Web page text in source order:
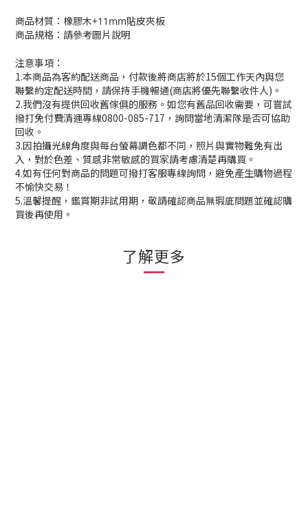
商品材質：橡膠木+11mm貼皮夾板
商品規格：請參考圖片說明
注意事項：
1.本商品為客約配送商品，付款後將商店將於15個工作天內與您
聯繫約定配送時間，請保持手機暢通(商店將優先聯繫收件人)。
2.我們沒有提供回收舊傢俱的服務。如您有舊品回收需要，可嘗試
撥打免付費清運專線0800-085-717，詢問當地清潔隊是否可協助
回收。
3.因拍攝光線角度與每台螢幕調色都不同，照片與實物難免有出
入，對於色差、質感非常敏感的買家請考慮清楚再購買。
4.如有任何對商品的問題可撥打客服專線詢問，避免產生購物過程
不愉快交易！
5.溫馨提醒，鑑賞期非試用期，敬請確認商品無瑕庛問題並確認購
買後再使用。
了解更多